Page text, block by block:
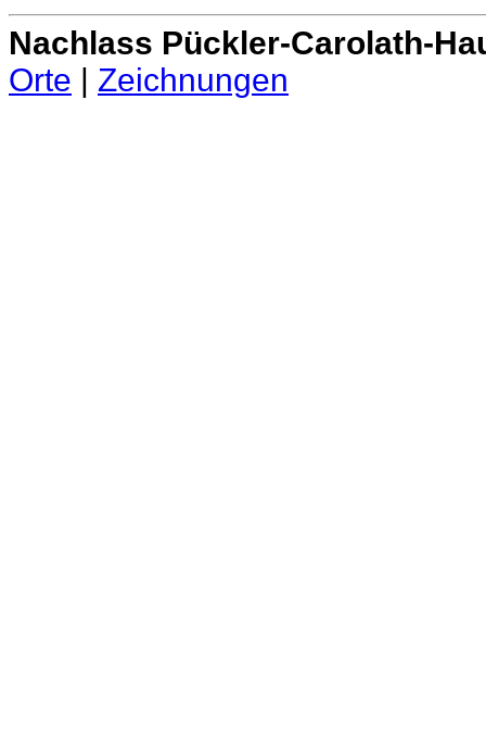
Nachlass Pückler-Carolath-
Orte | Zeichnungen